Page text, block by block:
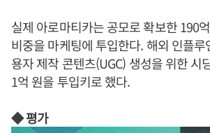
실제 아로마티카는 공모로 확보한 190
비중을 마케팅에 투입한다. 해외 인플
용자 제작 콘텐츠(UGC) 생성을 위한 시
1억 원을 투입키로 했다.
◆ 평가